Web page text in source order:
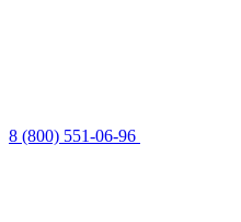
8 (800) 551-06-96